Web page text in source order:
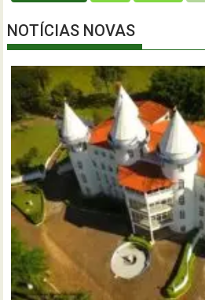
NOTÍCIAS NOVAS